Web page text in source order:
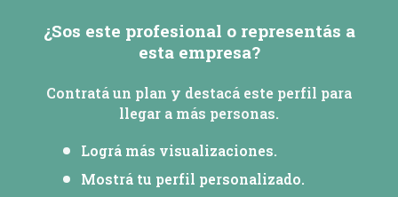
¿Sos este profesional o representás a
esta empresa?
Contratá un plan y destacá este perfil para
llegar a más personas.
Lográ más visualizaciones.
Mostrá tu perfil personalizado.